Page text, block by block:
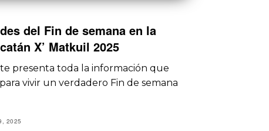
del Fin de semana en la
X’ Matkuil 2025
te presenta toda la información que
vivir un verdadero Fin de semana
2025